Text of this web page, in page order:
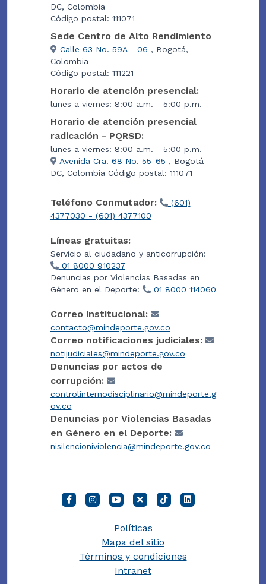
DC, Colombia
Código postal: 111071
Sede Centro de Alto Rendimiento
Calle 63 No. 59A - 06 , Bogotá,
Colombia
Código postal: 111221
Horario de atención presencial:
lunes a viernes: 8:00 a.m. - 5:00 p.m.
Horario de atención presencial
radicación - PQRSD:
lunes a viernes: 8:00 a.m. - 5:00 p.m.
Avenida Cra. 68 No. 55-65 , Bogotá
DC, Colombia Código postal: 111071
Teléfono Conmutador:
(601)
4377030 - (601) 4377100
Líneas gratuitas:
Servicio al ciudadano y anticorrupción:
01 8000 910237
Denuncias por Violencias Basadas en
Género en el Deporte:
01 8000 114060
Correo institucional:
contacto@mindeporte.gov.co
Correo notificaciones judiciales:
notijudiciales@mindeporte.gov.co
Denuncias por actos de
corrupción:
controlinternodisciplinario@mindeporte.g
ov.co
Denuncias por Violencias Basadas
en Género en el Deporte:
nisilencioniviolencia@mindeporte.gov.co
Políticas
Mapa del sitio
Términos y condiciones
Intranet